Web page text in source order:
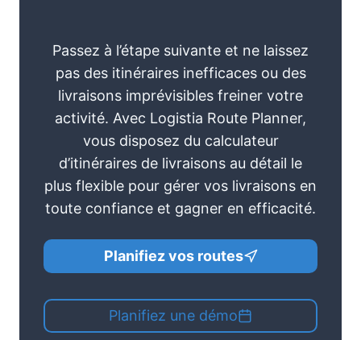
Passez à l’étape suivante et ne laissez
pas des itinéraires inefficaces ou des
livraisons imprévisibles freiner votre
activité. Avec Logistia Route Planner,
vous disposez du calculateur
d’itinéraires de livraisons au détail le
plus flexible pour gérer vos livraisons en
toute confiance et gagner en efficacité.
Planifiez vos routes
Planifiez une démo